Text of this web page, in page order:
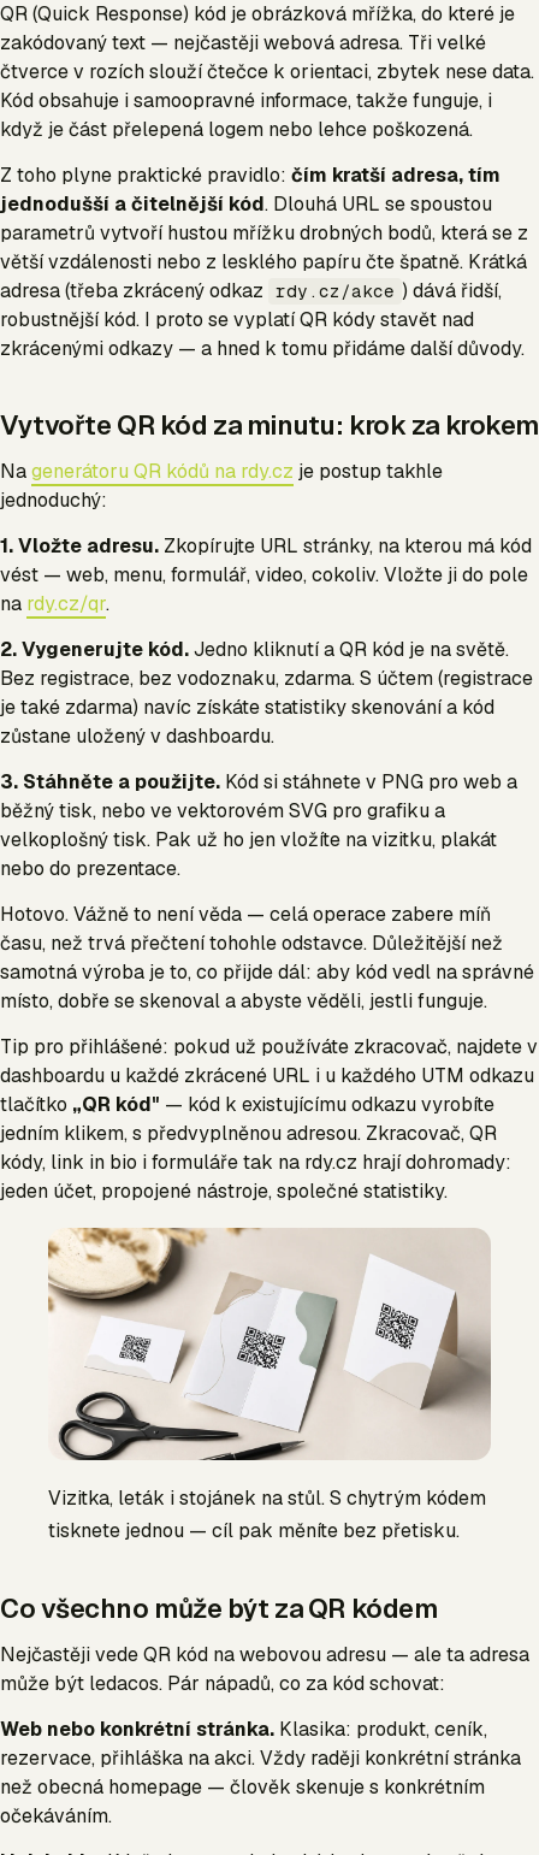
QR (Quick Response) kód je obrázková mřížka, do které je
zakódovaný text — nejčastěji webová adresa. Tři velké
čtverce v rozích slouží čtečce k orientaci, zbytek nese data.
Kód obsahuje i samoopravné informace, takže funguje, i
když je část přelepená logem nebo lehce poškozená.
Z toho plyne praktické pravidlo: čím kratší adresa, tím
jednodušší a čitelnější kód. Dlouhá URL se spoustou
parametrů vytvoří hustou mřížku drobných bodů, která se z
větší vzdálenosti nebo z lesklého papíru čte špatně. Krátká
adresa (třeba zkrácený odkaz
rdy.cz/akce ) dává řidší,
robustnější kód. I proto se vyplatí QR kódy stavět nad
zkrácenými odkazy — a hned k tomu přidáme další důvody.
Vytvořte QR kód za minutu: krok za krokem
Nagenerátoru QR kódů na rdy.cz je postup takhle
jednoduchý:
1. Vložte adresu. Zkopírujte URL stránky, na kterou má kód
vést — web, menu, formulář, video, cokoliv. Vložte ji do pole
na rdy.cz/qr.
2. Vygenerujte kód.Jedno kliknutí a QR kód je na světě.
Bez registrace, bez vodoznaku, zdarma. S účtem (registrace
je také zdarma) navíc získáte statistiky skenování a kód
zůstane uložený v dashboardu.
3. Stáhněte a použijte. Kód si stáhnete v PNG pro web a
běžný tisk, nebo ve vektorovém SVG pro grafiku a
velkoplošný tisk. Pak už ho jen vložíte na vizitku, plakát
nebo do prezentace.
Hotovo. Vážně to není věda — celá operace zabere míň
času, než trvá přečtení tohohle odstavce. Důležitější než
samotná výroba je to, co přijde dál: aby kód vedl na správné
místo, dobře se skenoval a abyste věděli, jestli funguje.
Tip pro přihlášené: pokud už používáte zkracovač, najdete v
dashboardu u každé zkrácené URL i u každého UTM odkazu
tlačítko „QR kód" — kód k existujícímu odkazu vyrobíte
jedním klikem, s předvyplněnou adresou. Zkracovač, QR
kódy, link in bio i formuláře tak na rdy.cz hrají dohromady:
jeden účet, propojené nástroje, společné statistiky.
Vizitka, leták i stojánek na stůl. S chytrým kódem
tisknete jednou — cíl pak měníte bez přetisku.
Co všechno může být za QR kódem
Nejčastěji vede QR kód na webovou adresu — ale ta adresa
může být ledacos. Pár nápadů, co za kód schovat:
Web nebo konkrétní stránka. Klasika: produkt, ceník,
rezervace, přihláška na akci. Vždy raději konkrétní stránka
než obecná homepage — člověk skenuje s konkrétním
očekáváním.